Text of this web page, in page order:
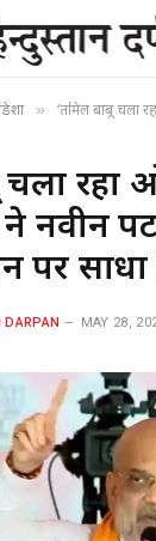
» ‘तमिल बाबू चला रहा ओडिशा’…,
चला रहा
नवीन
पर साधा
DARPAN MAY 28,